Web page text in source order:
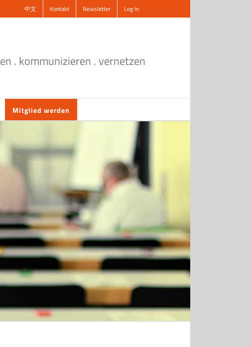
中文 Kontakt Newsletter Log In
. kommunizieren . vernetzen
Mitglied werden